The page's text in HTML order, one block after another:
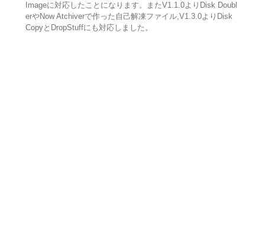
Imageに対応したことになります。またV1.1.0よりDisk Doubl
erやNow Atchiverで作った自己解凍ファイル,V1.3.0よりDisk
CopyとDropStuffにも対応しました。